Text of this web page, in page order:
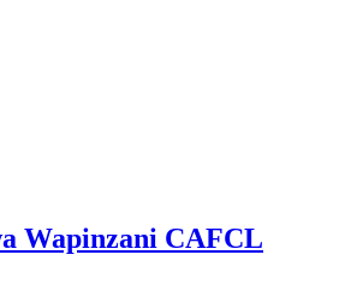
Wapinzani CAFCL